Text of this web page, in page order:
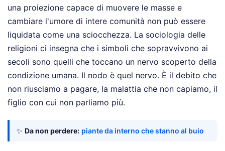
una proiezione capace di muovere le masse e
cambiare l'umore di intere comunità non può essere
liquidata come una sciocchezza. La sociologia delle
religioni ci insegna che i simboli che sopravvivono ai
secoli sono quelli che toccano un nervo scoperto della
condizione umana. Il nodo è quel nervo. È il debito che
non riusciamo a pagare, la malattia che non capiamo, il
figlio con cui non parliamo più.
✨ Da non perdere: piante da interno che stanno al buio